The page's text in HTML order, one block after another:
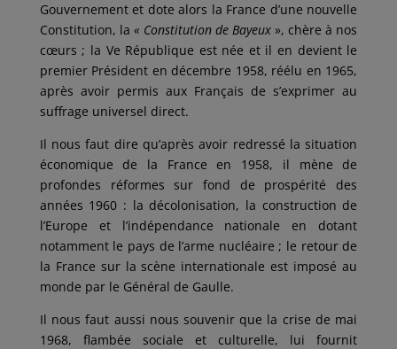
Gouvernement et dote alors la France d’une nouvelle
Constitution, la « Constitution de Bayeux », chère à nos
cœurs ; la Ve République est née et il en devient le
premier Président en décembre 1958, réélu en 1965,
après avoir permis aux Français de s’exprimer au
suffrage universel direct.
Il nous faut dire qu’après avoir redressé la situation
économique de la France en 1958, il mène de
profondes réformes sur fond de prospérité des
années 1960 : la décolonisation, la construction de
l’Europe et l’indépendance nationale en dotant
notamment le pays de l’arme nucléaire ; le retour de
la France sur la scène internationale est imposé au
monde par le Général de Gaulle.
Il nous faut aussi nous souvenir que la crise de mai
1968, flambée sociale et culturelle, lui fournit